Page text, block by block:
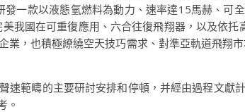
一款以液態氫燃料為動力、速率達15馬赫、可
我國在可重復應用、六合往復飛翔器，以及依
，也積極繚繞空天技巧需求、對準亞軌道飛翔
速範疇的主要研討安排和停頓，并經由過程文獻
。